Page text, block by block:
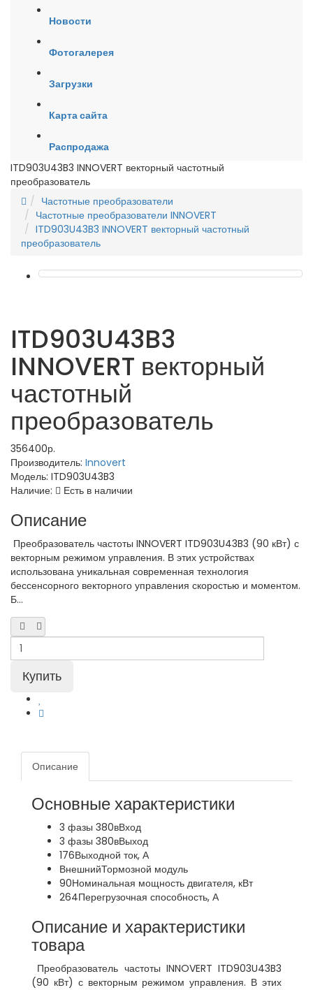
Новости
Фотогалерея
Загрузки
Карта сайта
Распродажа
ITD903U43B3 INNOVERT векторный частотный
преобразователь
Частотные преобразователи
Частотные преобразователи INNOVERT
ITD903U43B3 INNOVERT векторный частотный
преобразователь
ITD903U43B3
INNOVERT векторный
частотный
преобразователь
356400р.
Производитель: Innovert
Модель: ITD903U43B3
Наличие:
Есть в наличии
Описание
Преобразователь частоты INNOVERT ITD903U43B3 (90 кВт) с
векторным режимом управления. В этих устройствах
использована уникальная современная технология
бессенсорного векторного управления скоростью и моментом.
Б...
Описание
Основные характеристики
3 фазы 380вВход
3 фазы 380вВыход
176Выходной ток, А
ВнешнийТормозной модуль
90Номинальная мощность двигателя, кВт
264Перегрузочная способность, А
Описание и характеристики
товара
Преобразователь частоты INNOVERT ITD903U43B3
(90 кВт) с векторным режимом управления. В этих